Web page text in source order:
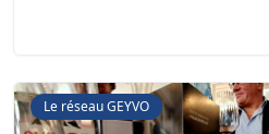
Le réseau GEYVO